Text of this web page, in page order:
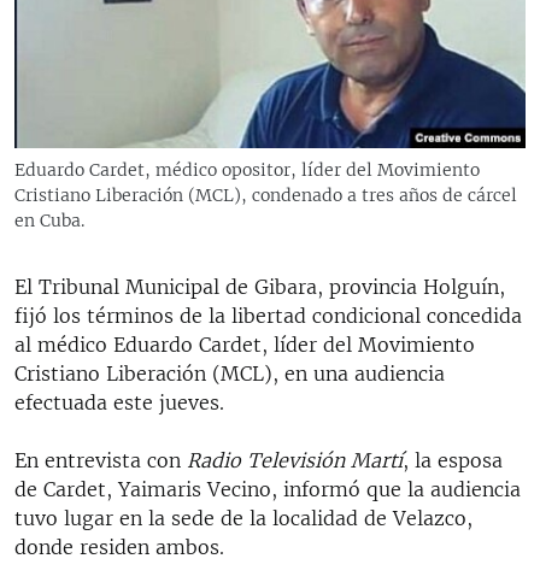
LA REALIDAD DE LA VIVIENDA EN CUBA
SER VIEJO EN CUBA
LOS SANTOS DE HIALEAH
DESINFORMACIÓN RUSA EN AMÉRICA LATINA
LA INVASIÓN DE RUSIA A UCRANIA
EDITORIALES
SÍGUENOS
Eduardo Cardet, médico opositor, líder del Movimiento
Cristiano Liberación (MCL), condenado a tres años de cárcel
en Cuba.
El Tribunal Municipal de Gibara, provincia Holguín,
fijó los términos de la libertad condicional concedida
al médico Eduardo Cardet, líder del Movimiento
Cristiano Liberación (MCL), en una audiencia
efectuada este jueves.
En entrevista con Radio Televisión Martí, la esposa
de Cardet, Yaimaris Vecino, informó que la audiencia
tuvo lugar en la sede de la localidad de Velazco,
donde residen ambos.